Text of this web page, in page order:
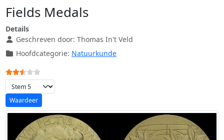
Fields Medals
Details
Geschreven door: Thomas In't Veld
Hoofdcategorie: Natuurkunde
Gebruikerswaardering:
Voeg waardering toe